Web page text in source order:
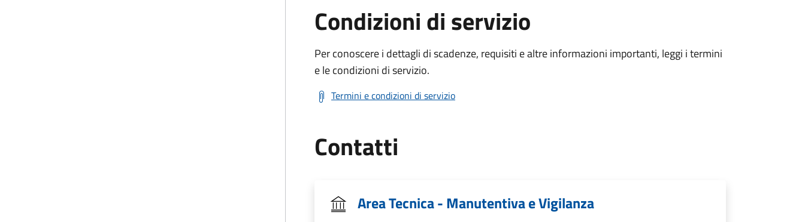
Condizioni di servizio
Per conoscere i dettagli di scadenze, requisiti e altre informazioni importanti, leggi i termini
e le condizioni di servizio.
Termini e condizioni di servizio
Contatti
Area Tecnica - Manutentiva e Vigilanza